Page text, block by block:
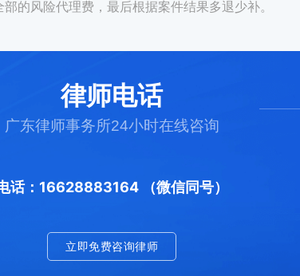
的风险代理费，最后根据案件结果多退少补。
律师电话
广东律师事务所24小时在线咨询
话：16628883164 （微信同号）
立即免费咨询律师